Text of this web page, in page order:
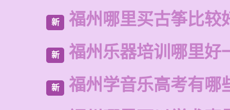
新 福州哪里买古筝比较
新 福州乐器培训哪里好
新 福州学音乐高考有哪